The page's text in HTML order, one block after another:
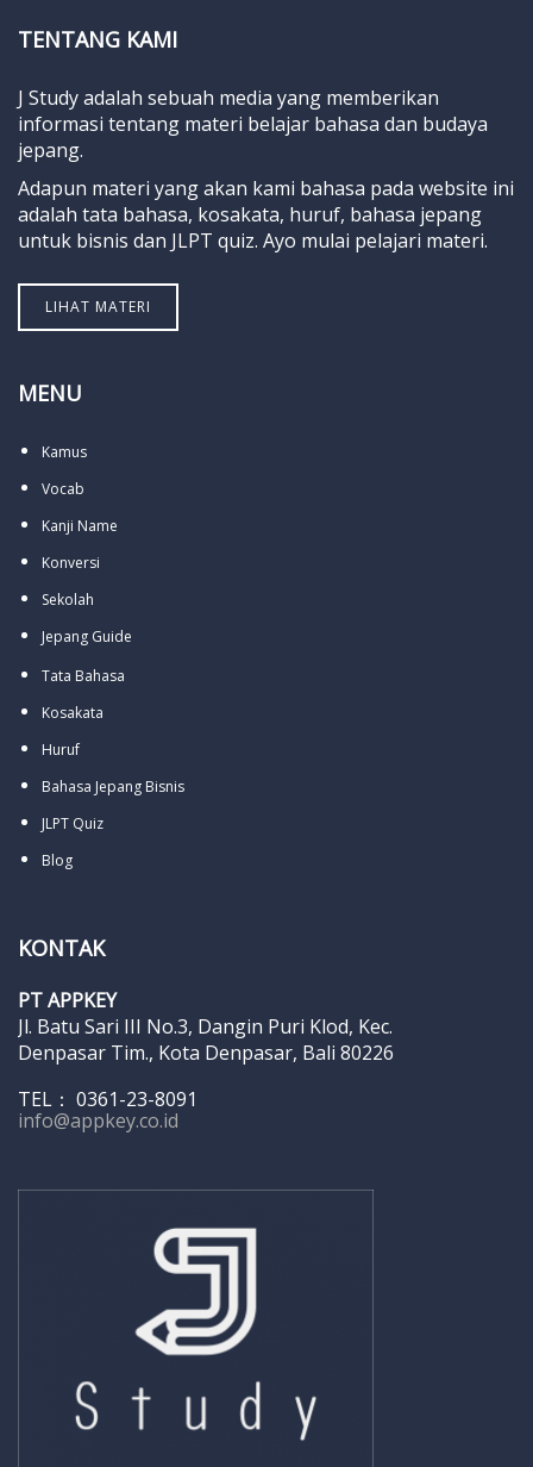
TENTANG KAMI
J Study adalah sebuah media yang memberikan
informasi tentang materi belajar bahasa dan budaya
jepang.
Adapun materi yang akan kami bahasa pada website ini
adalah tata bahasa, kosakata, huruf, bahasa jepang
untuk bisnis dan JLPT quiz. Ayo mulai pelajari materi.
LIHAT MATERI
MENU
Kamus
Vocab
Kanji Name
Konversi
Sekolah
Jepang Guide
Tata Bahasa
Kosakata
Huruf
Bahasa Jepang Bisnis
JLPT Quiz
Blog
KONTAK
PT APPKEY
Jl. Batu Sari III No.3, Dangin Puri Klod, Kec.
Denpasar Tim., Kota Denpasar, Bali 80226
TEL： 0361-23-8091
info@appkey.co.id